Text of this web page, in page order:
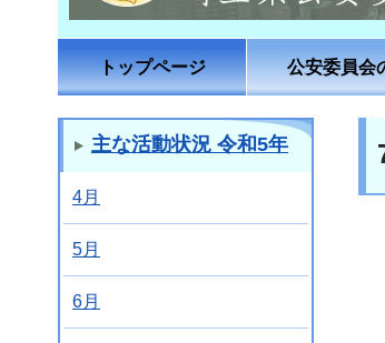
トップページ 公安委員会
主な活動状況 令和5年
4月
5月
6月